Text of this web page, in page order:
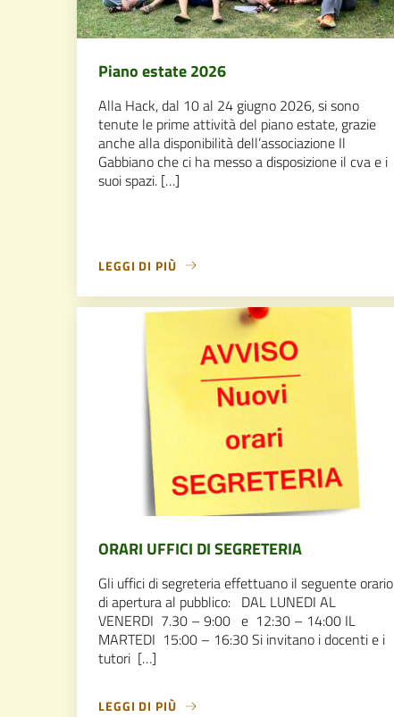
Piano estate 2026
Alla Hack, dal 10 al 24 giugno 2026, si sono
tenute le prime attività del piano estate, grazie
anche alla disponibilità dell’associazione Il
Gabbiano che ci ha messo a disposizione il cva e i
suoi spazi. […]
LEGGI DI PIÙ
ORARI UFFICI DI SEGRETERIA
Gli uffici di segreteria effettuano il seguente orario
di apertura al pubblico: DAL LUNEDI AL
VENERDI 7.30 – 9:00 e 12:30 – 14:00 IL
MARTEDI 15:00 – 16:30 Si invitano i docenti e i
tutori […]
LEGGI DI PIÙ